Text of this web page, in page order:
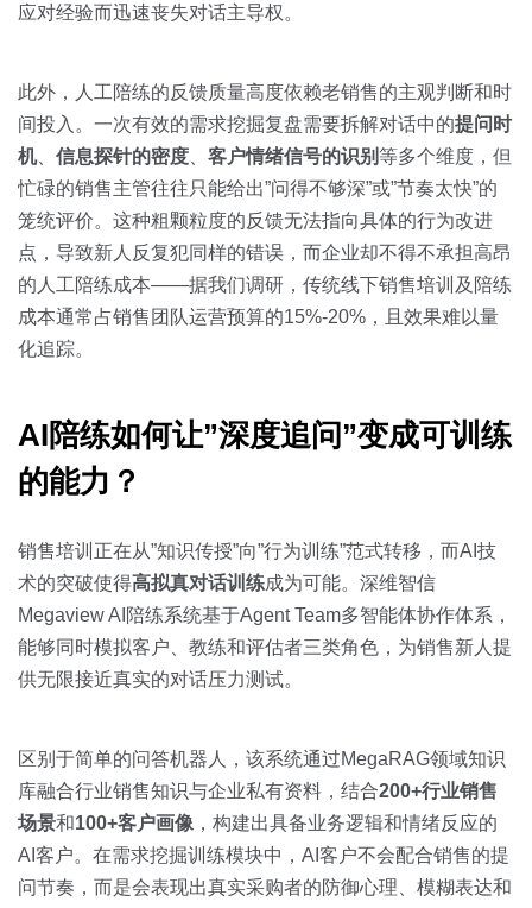
应对经验而迅速丧失对话主导权。
此外，人工陪练的反馈质量高度依赖老销售的主观判断和时
间投入。一次有效的需求挖掘复盘需要拆解对话中的提问时
机、 信息探针的密度 客户情绪信号的识别 等多个维度，但
忙碌的销售主管往往只能给出”问得不够深”或”节奏太快”的
笼统评价。这种粗颗粒度的反馈无法指向具体的行为改进
点，导致新人反复犯同样的错误，而企业却不得不承担高昂
的人工陪练成本——据我们调研，传统线下销售培训及陪练
成本通常占销售团队运营预算的15%-20%，且效果难以量
化追踪。
AI陪练如何让”深度追问”变成可训练
的能力？
销售培训正在从”知识传授”向”行为训练”范式转移，而AI技
术的突破使得高拟真对话训练成为可能。深维智信
Megaview AI陪练系统基于Agent Team多智能体协作体系，
能够同时模拟客户、教练和评估者三类角色，为销售新人提
供无限接近真实的对话压力测试。
区别于简单的问答机器人，该系统通过MegaRAG领域知识
库融合行业销售知识与企业私有资料，结合200+行业销售
场景和100+客户画像 ，构建出具备业务逻辑和情绪反应的
AI客户。在需求挖掘训练模块中，AI客户不会配合销售的提
问节奏，而是会表现出真实采购者的防御心理、模糊表达和